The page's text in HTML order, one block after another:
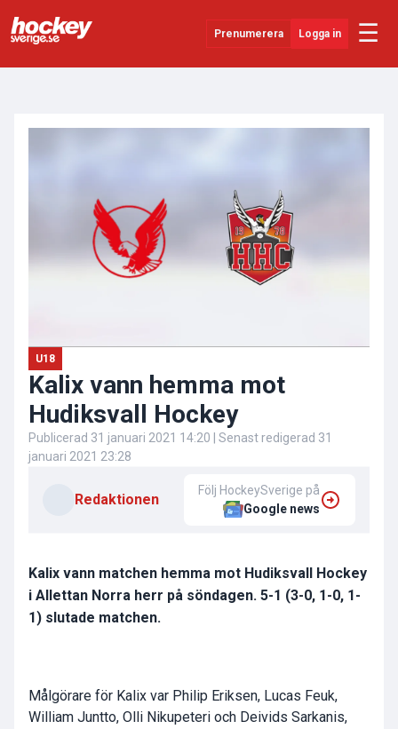
Prenumerera Logga in ☰
U18
Kalix vann hemma mot
Hudiksvall Hockey
Publicerad 31 januari 2021 14:20 | Senast redigerad 31
januari 2021 23:28
Redaktionen
Följ HockeySverige på
Google news
Kalix vann matchen hemma mot Hudiksvall Hockey
i Allettan Norra herr på söndagen. 5-1 (3-0, 1-0, 1-
1) slutade matchen.
Målgörare för Kalix var Philip Eriksen, Lucas Feuk,
William Juntto, Olli Nikupeteri och Deivids Sarkanis,